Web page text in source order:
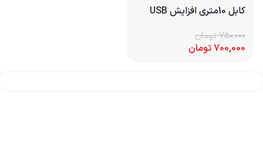
کابل 10متری افزایش USB
750,000تومان
700,000تومان